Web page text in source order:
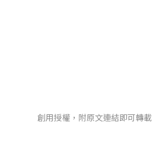
創用授權，附原文連結即可轉載